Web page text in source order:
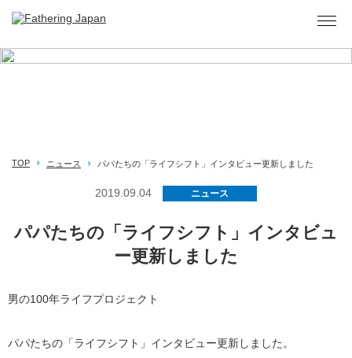
TOP ニュース パパたちの「ライフシフト」インタビュー更新しました
2019.09.04 ニュース
パパたちの「ライフシフト」インタビュ
ー更新しました
男の100年ライフプロジェクト
パパたちの「ライフシフト」インタビュー更新しました。